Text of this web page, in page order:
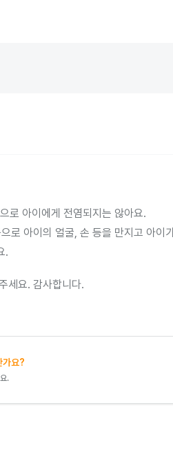
로 아이에게 전염되지는 않아요.
로 아이의 얼굴, 손 등을 만지고 아이
.
세요. 감사합니다.
가요?
.